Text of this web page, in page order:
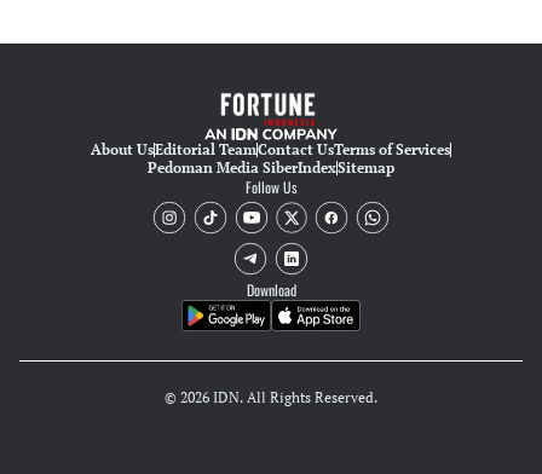
About UsEditorial TeamContact UsTerms of Services
Pedoman Media SiberIndexSitemap
Follow Us
Download
© 2026 IDN. All Rights Reserved.